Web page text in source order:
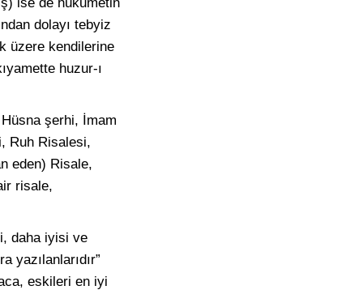
dolayı tebyiz
üzere kendilerine
huzur-ı
şerhi, İmam
Ruh Risalesi,
eden) Risale,
risale,
daha iyisi ve
yazılanlarıdır”
eskileri en iyi